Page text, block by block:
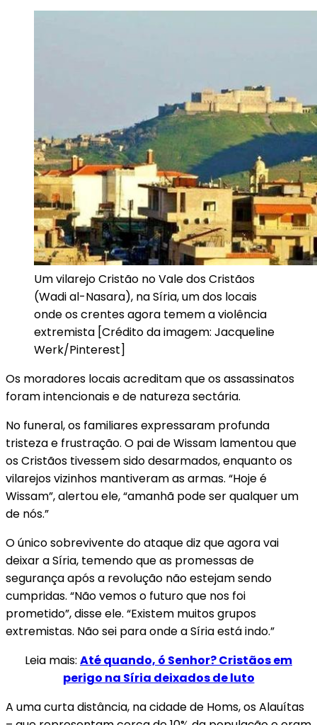
Um vilarejo Cristão no Vale dos Cristãos
(Wadi al-Nasara), na Síria, um dos locais
onde os crentes agora temem a violência
extremista [Crédito da imagem: Jacqueline
Werk/Pinterest]
Os moradores locais acreditam que os assassinatos
foram intencionais e de natureza sectária.
No funeral, os familiares expressaram profunda
tristeza e frustração. O pai de Wissam lamentou que
os Cristãos tivessem sido desarmados, enquanto os
vilarejos vizinhos mantiveram as armas. “Hoje é
Wissam”, alertou ele, “amanhã pode ser qualquer um
de nós.”
O único sobrevivente do ataque diz que agora vai
deixar a Síria, temendo que as promessas de
segurança após a revolução não estejam sendo
cumpridas. “Não vemos o futuro que nos foi
prometido”, disse ele. “Existem muitos grupos
extremistas. Não sei para onde a Síria está indo.”
Leia mais: Até quando, ó Senhor? Cristãos em
perigo na Síria deixados de luto
A uma curta distância, na cidade de Homs, os Alauítas